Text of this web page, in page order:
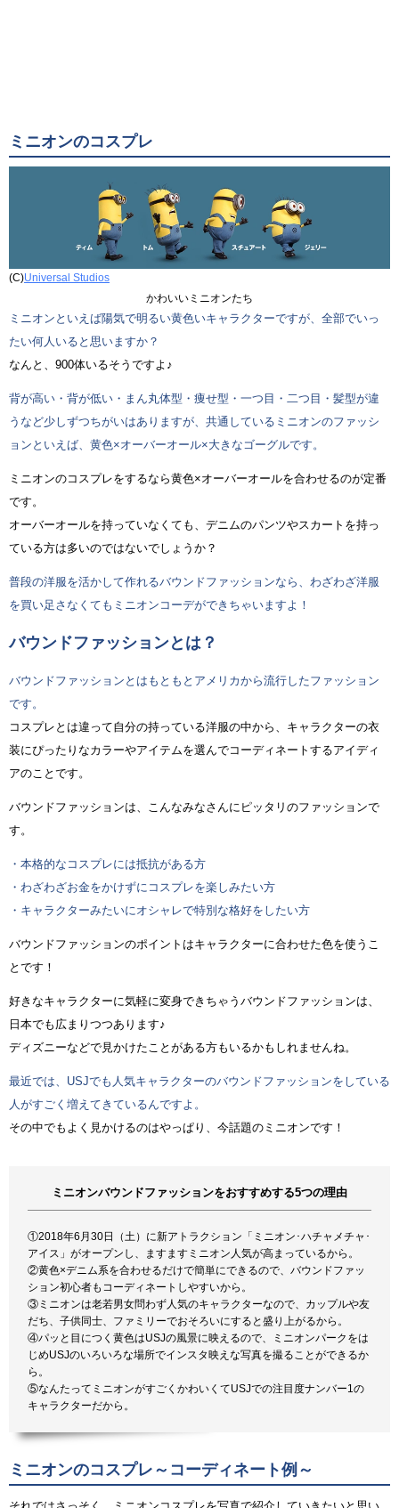
ミニオンのコスプレ
(C)Universal Studios
かわいいミニオンたち
ミニオンといえば陽気で明るい黄色いキャラクターですが、全部でいっ
たい何人いると思いますか？
なんと、900体いるそうですよ♪
背が高い・背が低い・まん丸体型・痩せ型・一つ目・二つ目・髪型が違
うなど少しずつちがいはありますが、共通しているミニオンのファッシ
ョンといえば、黄色×オーバーオール×大きなゴーグルです。
ミニオンのコスプレをするなら黄色×オーバーオールを合わせるのが定番
です。
オーバーオールを持っていなくても、デニムのパンツやスカートを持っ
ている方は多いのではないでしょうか？
普段の洋服を活かして作れるバウンドファッションなら、わざわざ洋服
を買い足さなくてもミニオンコーデができちゃいますよ！
バウンドファッションとは？
バウンドファッションとはもともとアメリカから流行したファッション
です。
コスプレとは違って自分の持っている洋服の中から、キャラクターの衣
装にぴったりなカラーやアイテムを選んでコーディネートするアイディ
アのことです。
バウンドファッションは、こんなみなさんにピッタリのファッションで
す。
・本格的なコスプレには抵抗がある方
・わざわざお金をかけずにコスプレを楽しみたい方
・キャラクターみたいにオシャレで特別な格好をしたい方
バウンドファッションのポイントはキャラクターに合わせた色を使うこ
とです！
好きなキャラクターに気軽に変身できちゃうバウンドファッションは、
日本でも広まりつつあります♪
ディズニーなどで見かけたことがある方もいるかもしれませんね。
最近では、USJでも人気キャラクターのバウンドファッションをしている
人がすごく増えてきているんですよ。
その中でもよく見かけるのはやっぱり、今話題のミニオンです！
ミニオンバウンドファッションをおすすめする5つの理由
①2018年6月30日（土）に新アトラクション「ミニオン･ハチャメチャ･
アイス」がオープンし、ますますミニオン人気が高まっているから。
②黄色×デニム系を合わせるだけで簡単にできるので、バウンドファッ
ション初心者もコーディネートしやすいから。
③ミニオンは老若男女問わず人気のキャラクターなので、カップルや友
だち、子供同士、ファミリーでおそろいにすると盛り上がるから。
④パッと目につく黄色はUSJの風景に映えるので、ミニオンパークをは
じめUSJのいろいろな場所でインスタ映えな写真を撮ることができるか
ら。
⑤なんたってミニオンがすごくかわいくてUSJでの注目度ナンバー1の
キャラクターだから。
ミニオンのコスプレ～コーディネート例～